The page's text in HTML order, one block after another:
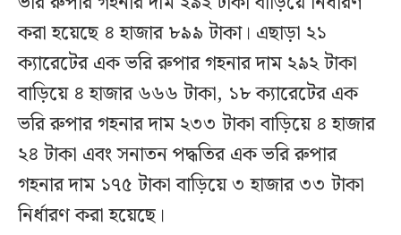
করা হয়েছে ৪ হাজার ৮৯৯ টাকা। এছাড়া ২১
ক্যারেটের এক ভরি রুপার গহনার দাম ২৯২ টাকা
বাড়িয়ে ৪ হাজার ৬৬৬ টাকা, ১৮ ক্যারেটের এক
ভরি রুপার গহনার দাম ২৩৩ টাকা বাড়িয়ে ৪ হাজার
২৪ টাকা এবং সনাতন পদ্ধতির এক ভরি রুপার
গহনার দাম ১৭৫ টাকা বাড়িয়ে ৩ হাজার ৩৩ টাকা
নির্ধারণ করা হয়েছে।